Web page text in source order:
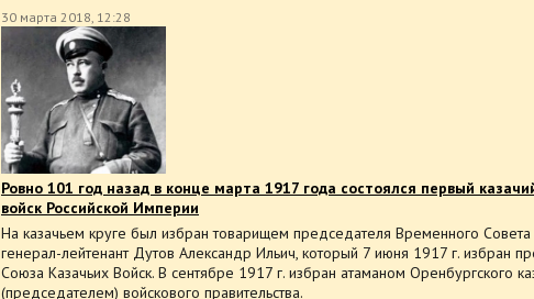
30 марта 2018, 12:28
Ровно 101 год назад в конце марта 1917 года состоялся первый
войск Российской Империи
На казачьем круге был избран товарищем председателя Временного
генерал-лейтенант Дутов Александр Ильич, который 7 июня 1917 г. избран
Союза Казачьих Войск. В сентябре 1917 г. избран атаманом Оренбургского
(председателем) войскового правительства.